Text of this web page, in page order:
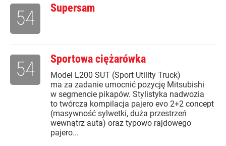
Supersam
54
Sportowa ciężarówka
Model L200 SUT (Sport Utility Truck)
ma za zadanie umocnić pozycję Mitsubishi
w segmencie pikapów. Stylistyka nadwozia
to twórcza kompilacja pajero evo 2+2 concept
(masywność sylwetki, duża przestrzeń
wewnątrz auta) oraz typowo rajdowego
pajero...
54